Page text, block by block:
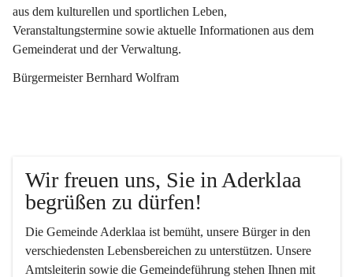
aus dem kulturellen und sportlichen Leben,
Veranstaltungstermine sowie aktuelle Informationen aus dem
Gemeinderat und der Verwaltung.
Bürgermeister Bernhard Wolfram
Wir freuen uns, Sie in Aderklaa
begrüßen zu dürfen!
Die Gemeinde Aderklaa ist bemüht, unsere Bürger in den
verschiedensten Lebensbereichen zu unterstützen. Unsere
Amtsleiterin sowie die Gemeindeführung stehen Ihnen mit